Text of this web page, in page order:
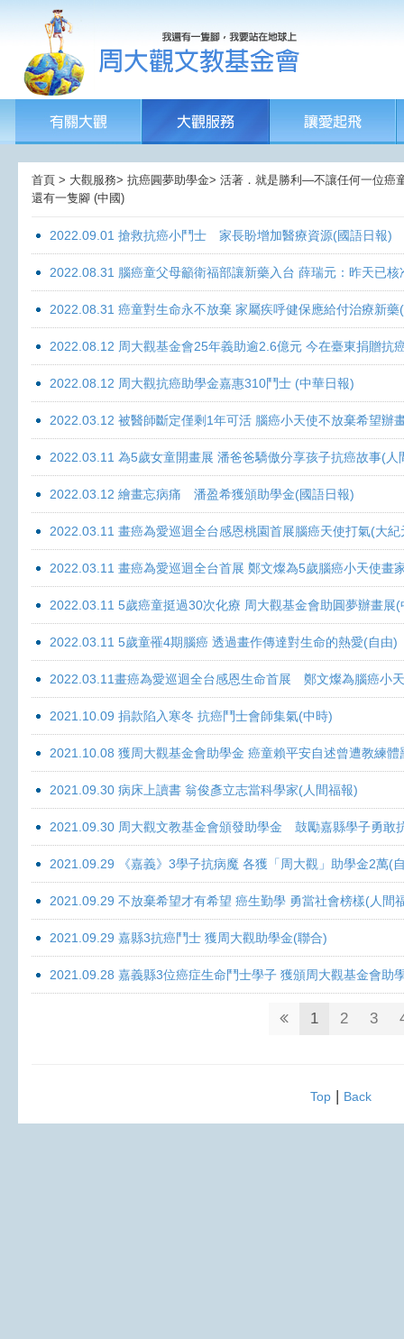
首頁 > 大觀服務> 抗癌圓夢助學金> 活著．就是勝利—不讓任何一位癌
還有一隻腳 (中國)
2022.09.01 搶救抗癌小鬥士 家長盼增加醫療資源(國語日報)
2022.08.31 腦癌童父母籲衛福部讓新藥入台 薛瑞元：昨天已
2022.08.31 癌童對生命永不放棄 家屬疾呼健保應給付治療新藥
2022.08.12 周大觀基金會25年義助逾2.6億元 今在臺東捐贈抗
2022.08.12 周大觀抗癌助學金嘉惠310鬥士 (中華日報)
2022.03.12 被醫師斷定僅剩1年可活 腦癌小天使不放棄希望辦
2022.03.11 為5歲女童開畫展 潘爸爸驕傲分享孩子抗癌故事(人
2022.03.12 繪畫忘病痛 潘盈希獲頒助學金(國語日報)
2022.03.11 畫癌為愛巡迴全台感恩桃園首展腦癌天使打氣(大紀
2022.03.11 畫癌為愛巡迴全台首展 鄭文燦為5歲腦癌小天使畫
2022.03.11 5歲癌童挺過30次化療 周大觀基金會助圓夢辦畫展
2022.03.11 5歲童罹4期腦癌 透過畫作傳達對生命的熱愛(自由)
2022.03.11畫癌為愛巡迴全台感恩生命首展 鄭文燦為腦癌小
2021.10.09 捐款陷入寒冬 抗癌鬥士會師集氣(中時)
2021.10.08 獲周大觀基金會助學金 癌童賴平安自述曾遭教練體
2021.09.30 病床上讀書 翁俊彥立志當科學家(人間福報)
2021.09.30 周大觀文教基金會頒發助學金 鼓勵嘉縣學子勇敢
2021.09.29 《嘉義》3學子抗病魔 各獲「周大觀」助學金2萬(
2021.09.29 不放棄希望才有希望 癌生勤學 勇當社會榜樣(人間
2021.09.29 嘉縣3抗癌鬥士 獲周大觀助學金(聯合)
2021.09.28 嘉義縣3位癌症生命鬥士學子 獲頒周大觀基金會助
1 2 3
Top| Back